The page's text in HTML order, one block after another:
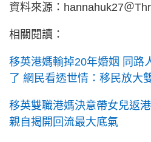
資料來源：hannahuk27＠
相關閱讀：
移英港媽輸掉20年婚姻 同路
了 網民看透世情：移民放大
移英雙職港媽決意帶女兒返
親自揭開回流最大底氣